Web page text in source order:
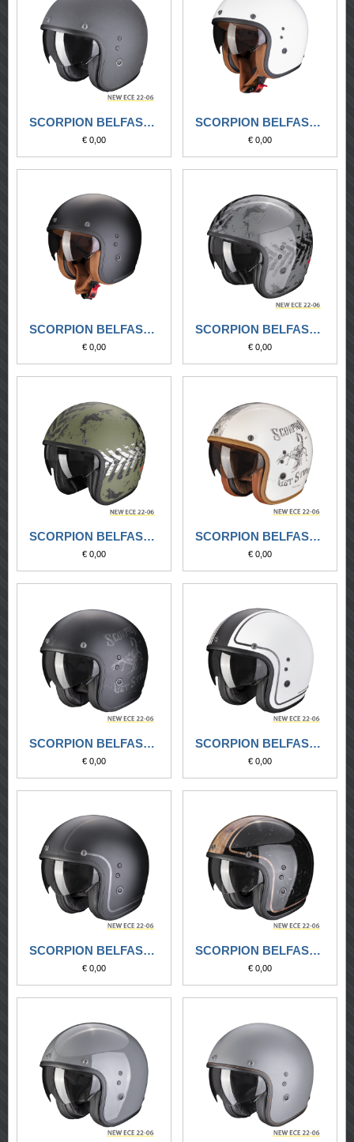
SCORPION BELFAST EVO GRAPHITE GRIGIO SCURO
€ 0,00
SCORPION BELFAST EVO LUXE BIANCO
€ 0,00
SCORPION BELFAST EVO LUXE NERO OPACO
€ 0,00
SCORPION BELFAST EVO NEVADA GRIGIO-NERO
€ 0,00
SCORPION BELFAST EVO NEVADA VERDE OPACO-ARGENTO
€ 0,00
SCORPION BELFAST EVO PIQUE NERO-CREMA
€ 0,00
SCORPION BELFAST EVO PIQUET NERO OPACO-ARGENTO
€ 0,00
SCORPION BELFAST EVO RETROL BIANCO-NERO
€ 0,00
SCORPION BELFAST EVO RETROL NERO OPACO-ARGENTO
€ 0,00
SCORPION BELFAST EVO RETROL NERO-MARRONE
€ 0,00